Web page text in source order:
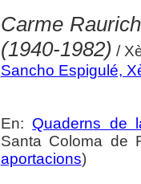
Carme
(1940-1982) /
Sancho Espigulé,
En: Quaderns de
Santa Coloma de
aportacions)